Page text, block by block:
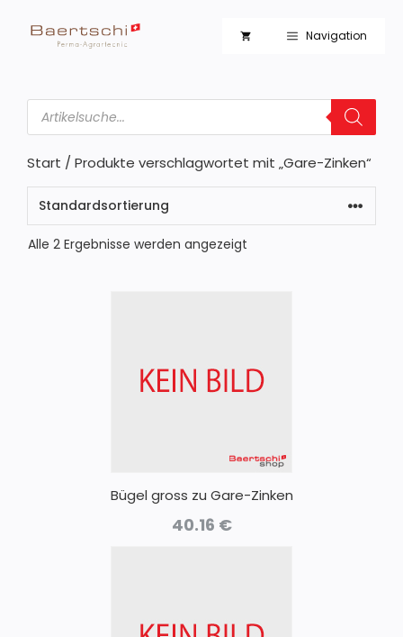
Inhalt
Navigation
Products
search
Start / Produkte verschlagwortet mit „Gare-Zinken“
Alle 2 Ergebnisse werden angezeigt
Bügel gross zu Gare-Zinken
40.16 €